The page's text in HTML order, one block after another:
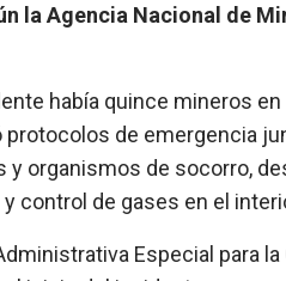
la Agencia Nacional de
había quince mineros en
de emergencia
y organismos de socorro,
control de gases en el
Especial para